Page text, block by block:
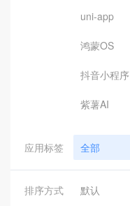
uni-app
鸿蒙OS
抖音小程序
紫薯AI
应用标签 全部
排序方式 默认